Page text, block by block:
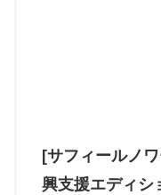
[サフィールノ
興支援エディシ